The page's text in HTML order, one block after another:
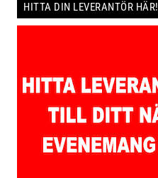
HITTA DIN LEVERANTÖR HÄR!